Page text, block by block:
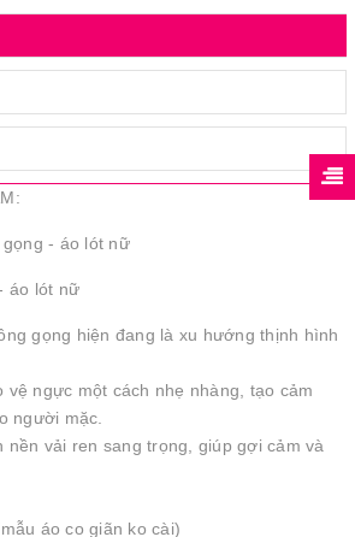
- áo lót nữ
áo lót nữ
gọng hiện đang là xu hướng thịnh hình
vệ ngực một cách nhẹ nhàng, tạo cảm
người mặc.
nền vải ren sang trọng, giúp gợi cảm và
áo co giãn ko cài)